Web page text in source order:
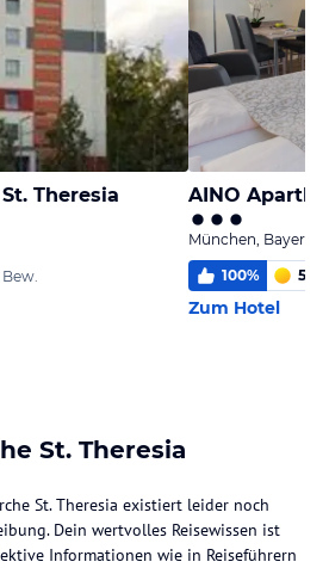
Theresia AINO
München, Bayern
100% 5,9
Zum Hotel
St. Theresia
St. Theresia existiert leider noch
Dein wertvolles Reisewissen ist
Informationen wie in Reiseführern